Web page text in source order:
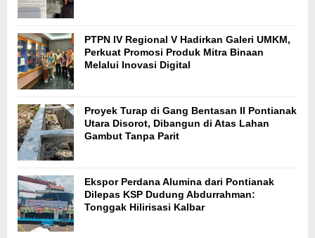
PTPN IV Regional V Hadirkan Galeri UMKM,
Perkuat Promosi Produk Mitra Binaan
Melalui Inovasi Digital
Proyek Turap di Gang Bentasan II Pontianak
Utara Disorot, Dibangun di Atas Lahan
Gambut Tanpa Parit
Ekspor Perdana Alumina dari Pontianak
Dilepas KSP Dudung Abdurrahman:
Tonggak Hilirisasi Kalbar